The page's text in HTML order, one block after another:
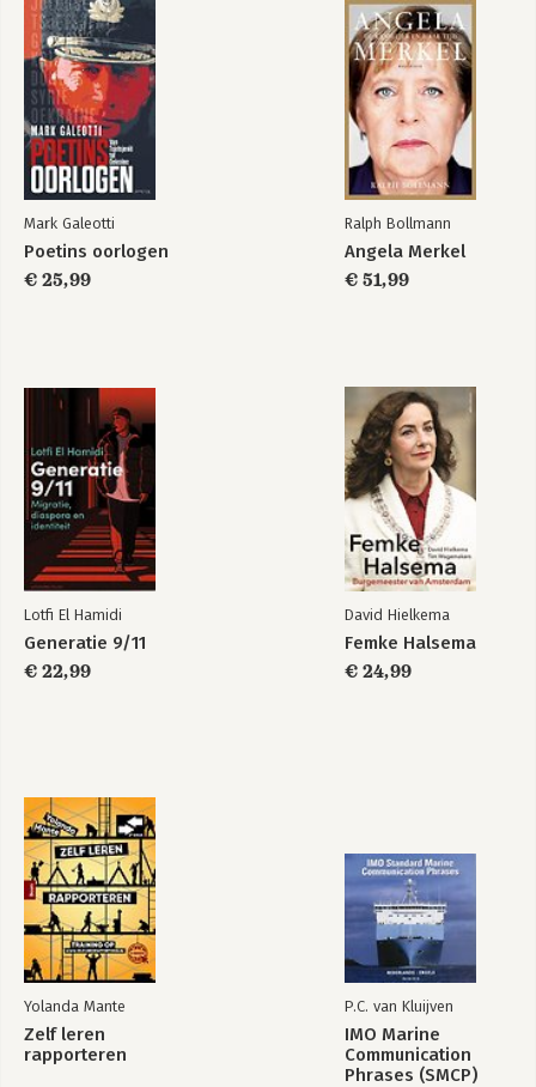
Bekijk alle boeken
Mark Galeotti
Poetins oorlogen
€ 25,99
Ralph Bollmann
Angela Merkel
€ 51,99
Lotfi El Hamidi
Generatie 9/11
€ 22,99
David Hielkema
Femke Halsema
€ 24,99
Yolanda Mante
Zelf leren
rapporteren
P.C. van Kluijven
IMO Marine
Communication
Phrases (SMCP)